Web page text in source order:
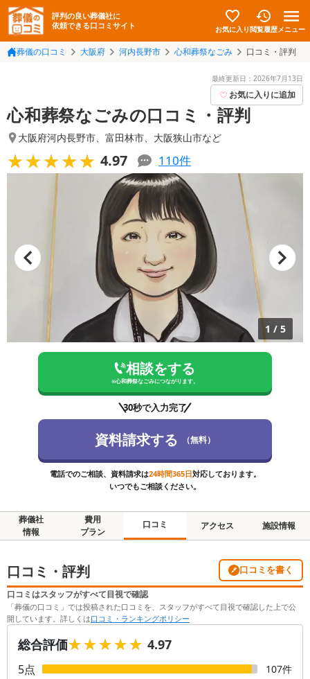
評判の良い葬儀社に
依頼できる口コミサイト
お気に入り閲覧履歴メニュー
葬儀の口コミ 大阪府 河内長野市 心和葬祭なごみ 口コミ・評判
最終更新日： 2026年7月13日
お気に入りに追加
心和葬祭なごみの口コミ・評判
大阪府河内長野市、 富田林市、 大阪狭山市など
★★★★★
★★★★★ 4.97 110件
1 / 5
相談をする
※心和葬祭なごみにつながります。
30秒で入力完了
資料請求する （無料）
電話でのご相談、資料請求は24時間365日対応しております。
いつでもご相談ください。
葬儀社
情報
費用
プラン
口コミ アクセス 施設情報
口コミ・評判 口コミを書く
口コミはスタッフがすべて目視で確認
「葬儀の口コミ」では投稿された口コミを、スタッフがすべて目視で確認した上で公
開しています。詳しくは口コミ・ランキングポリシー
総合評価★★★★★
★★★★★ 4.97
5点 107件